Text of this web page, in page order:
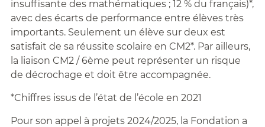
insuffisante des mathématiques ; 12 % du français)*,
avec des écarts de performance entre élèves très
importants. Seulement un élève sur deux est
satisfait de sa réussite scolaire en CM2*. Par ailleurs,
la liaison CM2 / 6ème peut représenter un risque
de décrochage et doit être accompagnée.
*Chiffres issus de l’état de l’école en 2021
Pour son appel à projets 2024/2025, la Fondation a